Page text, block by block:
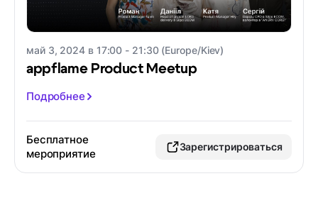
май 3, 2024 в 17:00 - 21:30 (Europe/Kiev)
appflame Product Meetup
Подробнее
Бесплатное
мероприятие
Зарегистрироваться